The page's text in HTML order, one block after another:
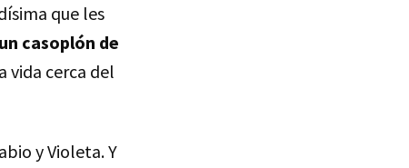
que les
casoplón de
vida cerca del
y Violeta. Y